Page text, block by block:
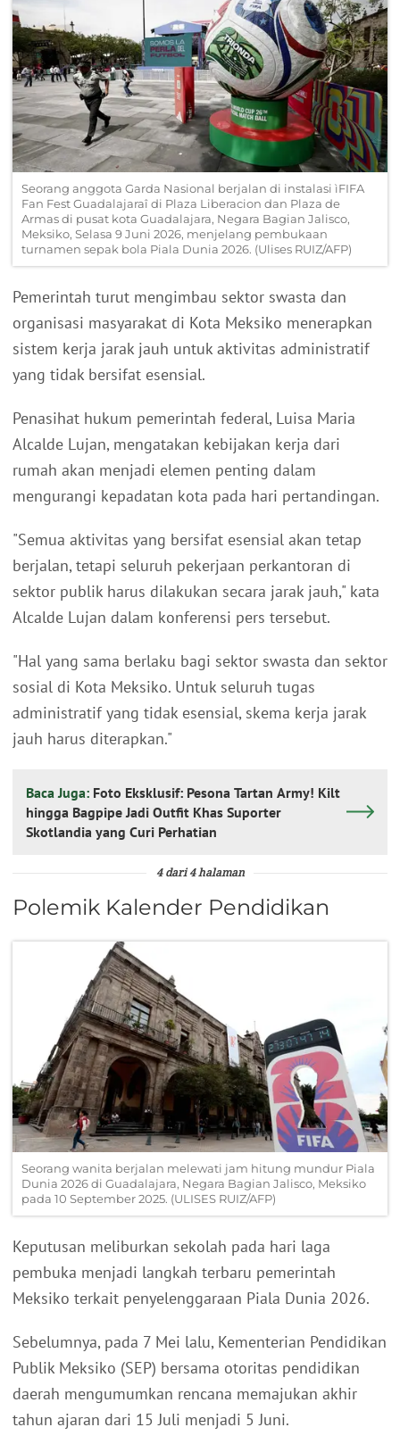
Seorang anggota Garda Nasional berjalan di instalasi ìFIFA
Fan Fest Guadalajaraî di Plaza Liberacion dan Plaza de
Armas di pusat kota Guadalajara, Negara Bagian Jalisco,
Meksiko, Selasa 9 Juni 2026, menjelang pembukaan
turnamen sepak bola Piala Dunia 2026. (Ulises RUIZ/AFP)
Pemerintah turut mengimbau sektor swasta dan
organisasi masyarakat di Kota Meksiko menerapkan
sistem kerja jarak jauh untuk aktivitas administratif
yang tidak bersifat esensial.
Penasihat hukum pemerintah federal, Luisa Maria
Alcalde Lujan, mengatakan kebijakan kerja dari
rumah akan menjadi elemen penting dalam
mengurangi kepadatan kota pada hari pertandingan.
"Semua aktivitas yang bersifat esensial akan tetap
berjalan, tetapi seluruh pekerjaan perkantoran di
sektor publik harus dilakukan secara jarak jauh," kata
Alcalde Lujan dalam konferensi pers tersebut.
"Hal yang sama berlaku bagi sektor swasta dan sektor
sosial di Kota Meksiko. Untuk seluruh tugas
administratif yang tidak esensial, skema kerja jarak
jauh harus diterapkan."
Baca Juga: Foto Eksklusif: Pesona Tartan Army! Kilt
hingga Bagpipe Jadi Outfit Khas Suporter
Skotlandia yang Curi Perhatian
4 dari 4 halaman
Polemik Kalender Pendidikan
Seorang wanita berjalan melewati jam hitung mundur Piala
Dunia 2026 di Guadalajara, Negara Bagian Jalisco, Meksiko
pada 10 September 2025. (ULISES RUIZ/AFP)
Keputusan meliburkan sekolah pada hari laga
pembuka menjadi langkah terbaru pemerintah
Meksiko terkait penyelenggaraan Piala Dunia 2026.
Sebelumnya, pada 7 Mei lalu, Kementerian Pendidikan
Publik Meksiko (SEP) bersama otoritas pendidikan
daerah mengumumkan rencana memajukan akhir
tahun ajaran dari 15 Juli menjadi 5 Juni.